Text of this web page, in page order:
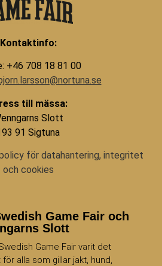
Kontaktinfo:
+46 708 18 81 00
till mässa:
Slott
91 Sigtuna
för datahantering, integritet
och cookies
Game Fair och
Slott
Game Fair varit det
alla som gillar jakt, hund,